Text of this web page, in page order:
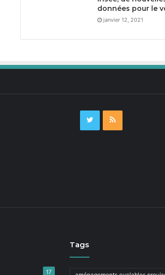
données pour le
janvier 12, 2021
17
Tags